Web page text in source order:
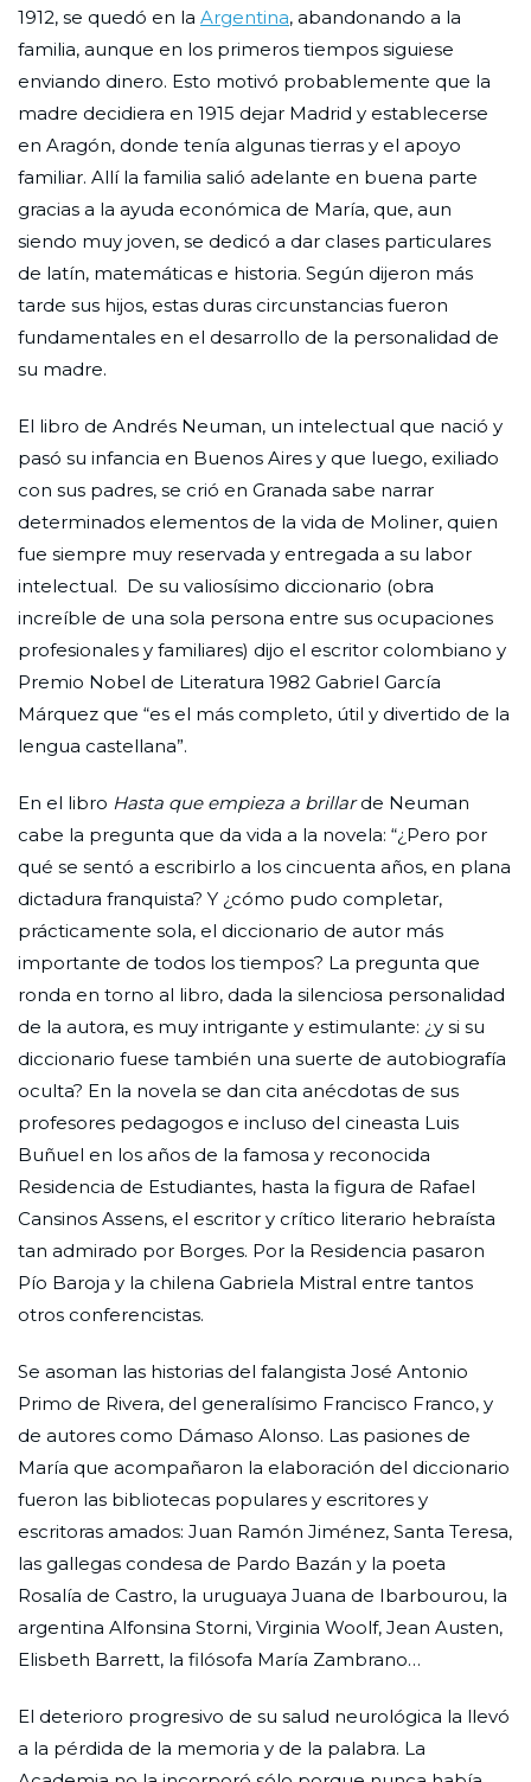
1912, se quedó en la Argentina, abandonando a la
familia, aunque en los primeros tiempos siguiese
enviando dinero. Esto motivó probablemente que la
madre decidiera en 1915 dejar Madrid y establecerse
en Aragón, donde tenía algunas tierras y el apoyo
familiar. Allí la familia salió adelante en buena parte
gracias a la ayuda económica de María, que, aun
siendo muy joven, se dedicó a dar clases particulares
de latín, matemáticas e historia. Según dijeron más
tarde sus hijos, estas duras circunstancias fueron
fundamentales en el desarrollo de la personalidad de
su madre.
El libro de Andrés Neuman, un intelectual que nació y
pasó su infancia en Buenos Aires y que luego, exiliado
con sus padres, se crió en Granada sabe narrar
determinados elementos de la vida de Moliner, quien
fue siempre muy reservada y entregada a su labor
intelectual. De su valiosísimo diccionario (obra
increíble de una sola persona entre sus ocupaciones
profesionales y familiares) dijo el escritor colombiano y
Premio Nobel de Literatura 1982 Gabriel García
Márquez que “es el más completo, útil y divertido de la
lengua castellana”.
En el libro Hasta que empieza a brillarde Neuman
cabe la pregunta que da vida a la novela: “¿Pero por
qué se sentó a escribirlo a los cincuenta años, en plana
dictadura franquista? Y ¿cómo pudo completar,
prácticamente sola, el diccionario de autor más
importante de todos los tiempos? La pregunta que
ronda en torno al libro, dada la silenciosa personalidad
de la autora, es muy intrigante y estimulante: ¿y si su
diccionario fuese también una suerte de autobiografía
oculta? En la novela se dan cita anécdotas de sus
profesores pedagogos e incluso del cineasta Luis
Buñuel en los años de la famosa y reconocida
Residencia de Estudiantes, hasta la figura de Rafael
Cansinos Assens, el escritor y crítico literario hebraísta
tan admirado por Borges. Por la Residencia pasaron
Pío Baroja y la chilena Gabriela Mistral entre tantos
otros conferencistas.
Se asoman las historias del falangista José Antonio
Primo de Rivera, del generalísimo Francisco Franco, y
de autores como Dámaso Alonso. Las pasiones de
María que acompañaron la elaboración del diccionario
fueron las bibliotecas populares y escritores y
escritoras amados: Juan Ramón Jiménez, Santa Teresa,
las gallegas condesa de Pardo Bazán y la poeta
Rosalía de Castro, la uruguaya Juana de Ibarbourou, la
argentina Alfonsina Storni, Virginia Woolf, Jean Austen,
Elisbeth Barrett, la filósofa María Zambrano…
El deterioro progresivo de su salud neurológica la llevó
a la pérdida de la memoria y de la palabra. La